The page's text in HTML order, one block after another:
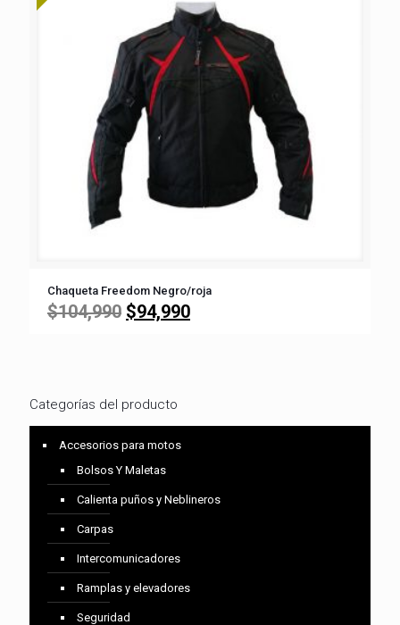
Chaqueta Freedom Negro/roja
$104,990 El
precio
$94,990El
precio
Categorías del producto
Accesorios para motos
Bolsos Y Maletas
Calienta puños y Neblineros
Carpas
Intercomunicadores
Ramplas y elevadores
Seguridad